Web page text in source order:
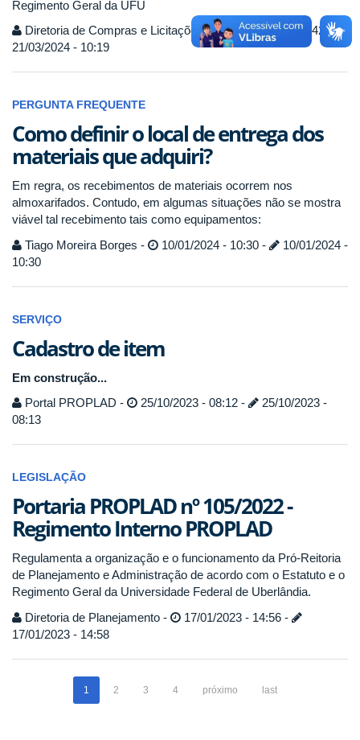
Regimento Geral da UFU
Diretoria de Compras e Licitações -
21/03/2024 - 08:42 -
21/03/2024 - 10:19
PERGUNTA FREQUENTE
Como definir o local de entrega dos
materiais que adquiri?
Em regra, os recebimentos de materiais ocorrem nos
almoxarifados. Contudo, em algumas situações não se mostra
viável tal recebimento tais como equipamentos:
Tiago Moreira Borges -
10/01/2024 - 10:30 -
10/01/2024 -
10:30
SERVIÇO
Cadastro de item
Em construção...
Portal PROPLAD -
25/10/2023 - 08:12 -
25/10/2023 -
08:13
LEGISLAÇÃO
Portaria PROPLAD nº 105/2022 -
Regimento Interno PROPLAD
Regulamenta a organização e o funcionamento da Pró-Reitoria
de Planejamento e Administração de acordo com o Estatuto e o
Regimento Geral da Universidade Federal de Uberlândia.
Diretoria de Planejamento -
17/01/2023 - 14:56 -
17/01/2023 - 14:58
1 2 3 4 próximo last